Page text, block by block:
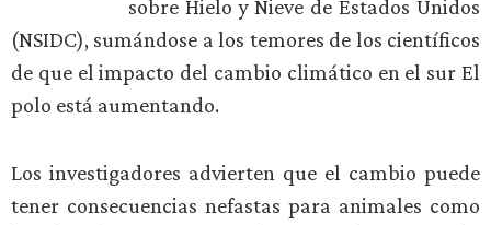
sobre Hielo y Nieve de Estados Unidos
(NSIDC), sumándose a los temores de los científicos
de que el impacto del cambio climático en el sur El
polo está aumentando.
Los investigadores advierten que el cambio puede
tener consecuencias nefastas para animales como